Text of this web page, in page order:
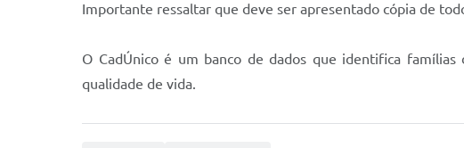
Importante ressaltar que deve ser apresentado cópia de
O CadÚnico é um banco de dados que identifica
qualidade de vida.